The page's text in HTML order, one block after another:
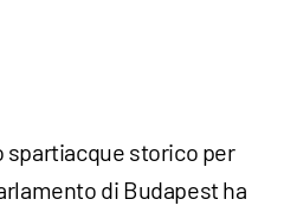
spartiacque storico per
di Budapest ha